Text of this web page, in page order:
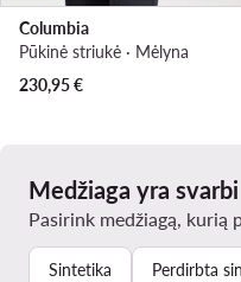
Columbia
Pūkinė striukė · Mėlyna
230,95€
Medžiaga yra svarbi
Pasirink medžiagą, kurią
Sintetika Perdirbta